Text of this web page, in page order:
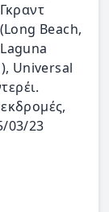
Beach,
Universal
03/23